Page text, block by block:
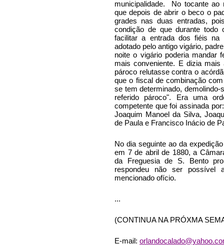
municipalidade.
No tocante ao
que depois de abrir o beco o
grades nas duas entradas,
condição de que durante
facilitar a entrada dos fiéis na
adotado pelo antigo vigário,
noite o vigário poderia mandar
mais conveniente. E dizia mais
pároco relutasse contra o
que o fiscal de combinação
se tem determinado, demolindo-
referido pároco". Era uma
competente que foi assinada
Joaquim Manoel da Silva,
de Paula e Francisco Inácio de
No dia seguinte ao da
em 7 de abril de 1880, a
da Freguesia de S. Bento
respondeu não ser possível
mencionado ofício.
...
(CONTINUA NA PRÓXMA
E-mail: